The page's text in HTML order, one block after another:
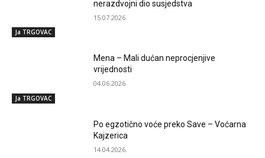
Ja TRGOVAC
nerazdvojni dio susjedstva
15.07.2026.
Ja TRGOVAC
Mena – Mali dućan neprocjenjive
vrijednosti
04.06.2026.
Po egzotično voće preko Save – Voćarna
Kajzerica
14.04.2026.